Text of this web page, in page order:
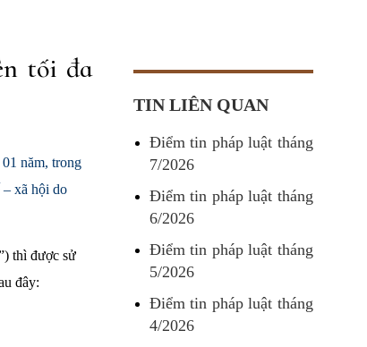
tối đa
năm, trong
xã hội do
thì được sử
đây:
TIN LIÊN QUAN
Điểm tin pháp luật tháng
7/2026
Điểm tin pháp luật tháng
6/2026
Điểm tin pháp luật tháng
5/2026
Điểm tin pháp luật tháng
4/2026